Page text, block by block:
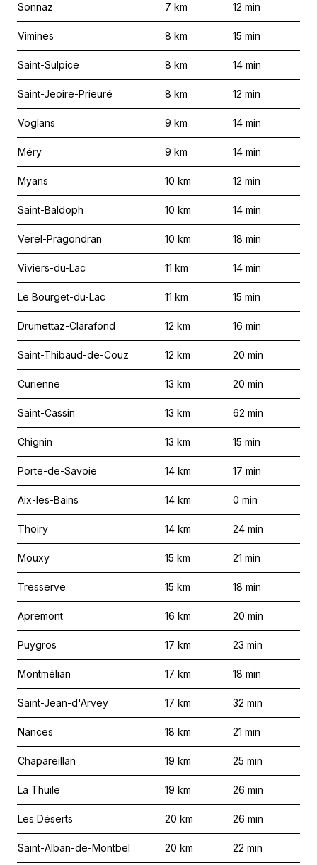
Sonnaz 7 km 12 min
Vimines 8 km 15 min
Saint-Sulpice 8 km 14 min
Saint-Jeoire-Prieuré 8 km 12 min
Voglans 9 km 14 min
Méry 9 km 14 min
Myans 10 km 12 min
Saint-Baldoph 10 km 14 min
Verel-Pragondran 10 km 18 min
Viviers-du-Lac 11 km 14 min
Le Bourget-du-Lac 11 km 15 min
Drumettaz-Clarafond 12 km 16 min
Saint-Thibaud-de-Couz 12 km 20 min
Curienne 13 km 20 min
Saint-Cassin 13 km 62 min
Chignin 13 km 15 min
Porte-de-Savoie 14 km 17 min
Aix-les-Bains 14 km 0 min
Thoiry 14 km 24 min
Mouxy 15 km 21 min
Tresserve 15 km 18 min
Apremont 16 km 20 min
Puygros 17 km 23 min
Montmélian 17 km 18 min
Saint-Jean-d'Arvey 17 km 32 min
Nances 18 km 21 min
Chapareillan 19 km 25 min
La Thuile 19 km 26 min
Les Déserts 20 km 26 min
Saint-Alban-de-Montbel 20 km 22 min